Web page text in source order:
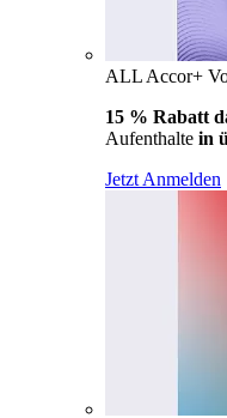
ALL Accor+
15 % Rabatt
Aufenthalte in
Jetzt Anmelden